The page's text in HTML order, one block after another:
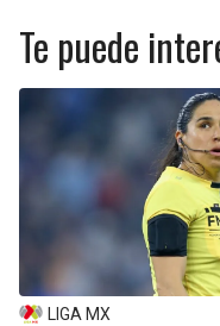
Te puede
LIGA MX